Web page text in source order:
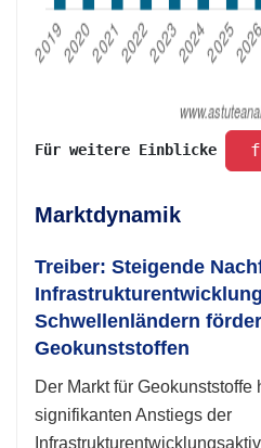
Für weitere Einblicke
Marktdynamik
Treiber: Steigende
Schwellenländern
Geokunststoffen
Der Markt für
signifikanten Anstiegs der